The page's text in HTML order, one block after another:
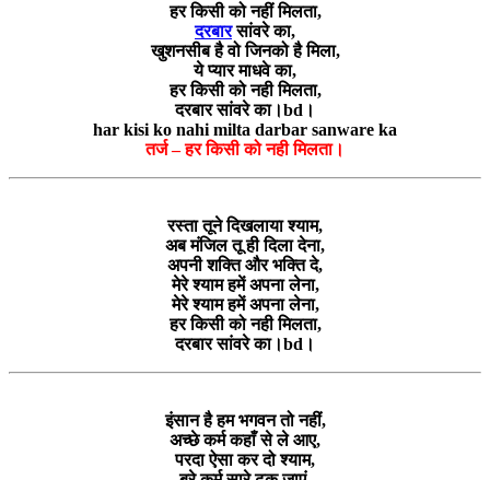
हर किसी को नहीं मिलता,
दरबारसांवरे का,
खुशनसीब है वो जिनको है मिला,
ये प्यार माधवे का,
हर किसी को नही मिलता,
दरबार सांवरे का।bd।
har kisi ko nahi milta darbar sanware ka
तर्ज – हर किसी को नही मिलता।
रस्ता तूने दिखलाया श्याम,
अब मंजिल तू ही दिला देना,
अपनी शक्ति और भक्ति दे,
मेरे श्याम हमें अपना लेना,
मेरे श्याम हमें अपना लेना,
हर किसी को नही मिलता,
दरबार सांवरे का।bd।
इंसान है हम भगवन तो नहीं,
अच्छे कर्म कहाँ से ले आए,
परदा ऐसा कर दो श्याम,